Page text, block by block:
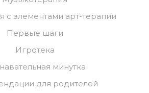
с элементами арт-терапии
Первые шаги
Игротека
минутка
для родителей